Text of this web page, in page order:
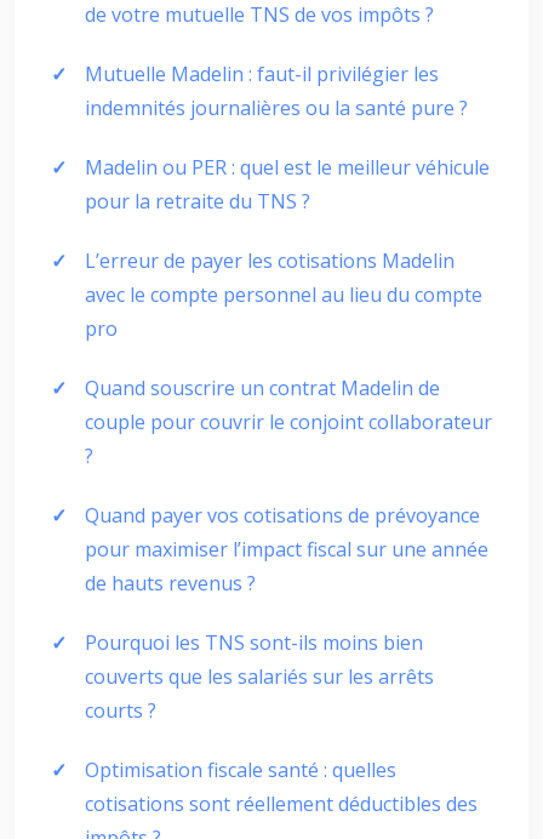
de votre mutuelle TNS de vos impôts ?
Mutuelle Madelin : faut-il privilégier les
indemnités journalières ou la santé pure ?
Madelin ou PER : quel est le meilleur véhicule
pour la retraite du TNS ?
L’erreur de payer les cotisations Madelin
avec le compte personnel au lieu du compte
pro
Quand souscrire un contrat Madelin de
couple pour couvrir le conjoint collaborateur
?
Quand payer vos cotisations de prévoyance
pour maximiser l’impact fiscal sur une année
de hauts revenus ?
Pourquoi les TNS sont-ils moins bien
couverts que les salariés sur les arrêts
courts ?
Optimisation fiscale santé : quelles
cotisations sont réellement déductibles des